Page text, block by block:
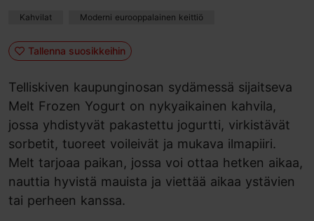
Kahvilat Moderni eurooppalainen keittiö
Tallenna suosikkeihin
Telliskiven kaupunginosan sydämessä sijaitseva
Melt Frozen Yogurt on nykyaikainen kahvila,
jossa yhdistyvät pakastettu jogurtti, virkistävät
sorbetit, tuoreet voileivät ja mukava ilmapiiri.
Melt tarjoaa paikan, jossa voi ottaa hetken aikaa,
nauttia hyvistä mauista ja viettää aikaa ystävien
tai perheen kanssa.